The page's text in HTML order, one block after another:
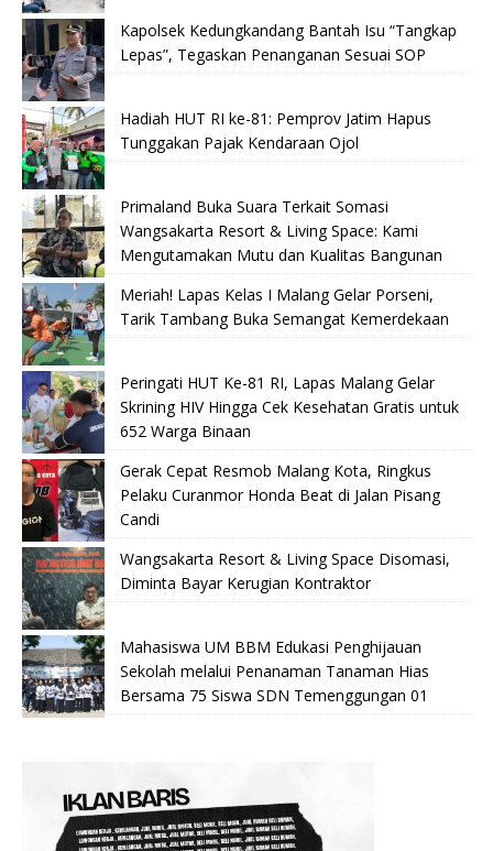
Kapolsek Kedungkandang Bantah Isu “Tangkap
Lepas”, Tegaskan Penanganan Sesuai SOP
Hadiah HUT RI ke-81: Pemprov Jatim Hapus
Tunggakan Pajak Kendaraan Ojol
Primaland Buka Suara Terkait Somasi
Wangsakarta Resort & Living Space: Kami
Mengutamakan Mutu dan Kualitas Bangunan
Meriah! Lapas Kelas I Malang Gelar Porseni,
Tarik Tambang Buka Semangat Kemerdekaan
Peringati HUT Ke-81 RI, Lapas Malang Gelar
Skrining HIV Hingga Cek Kesehatan Gratis untuk
652 Warga Binaan
Gerak Cepat Resmob Malang Kota, Ringkus
Pelaku Curanmor Honda Beat di Jalan Pisang
Candi
Wangsakarta Resort & Living Space Disomasi,
Diminta Bayar Kerugian Kontraktor
Mahasiswa UM BBM Edukasi Penghijauan
Sekolah melalui Penanaman Tanaman Hias
Bersama 75 Siswa SDN Temenggungan 01